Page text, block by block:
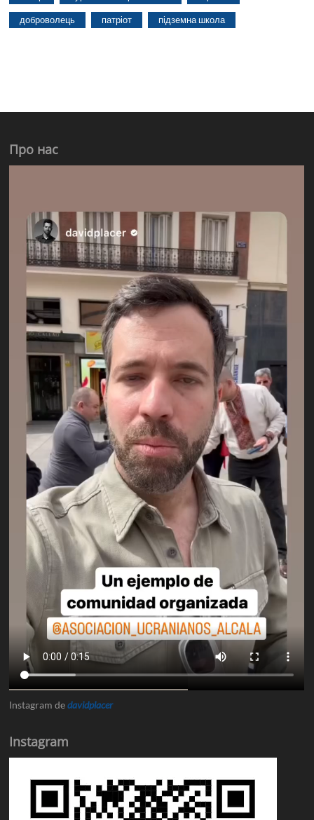
доброволець патріот підземна школа
Про нас
Instagram dedavidplacer
Instagram